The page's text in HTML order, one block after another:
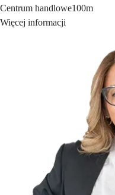
Centrum handlowe100m
Więcej informacji